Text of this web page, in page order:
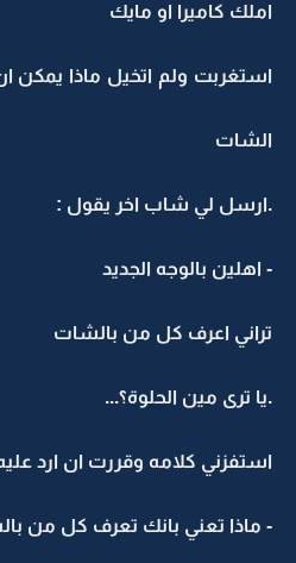
املك كاميرا او مايك
استغربت ولم اتخيل ماذا يمكن
الشات
.ارسل لي شاب اخر يقول :
- اهلين بالوجه الجديد
تراني اعرف كل من بالشات
.يا ترى مين الحلوة؟...
استفزني كلامه وقررت ان ارد
- ماذا تعني بانك تعرف كل من